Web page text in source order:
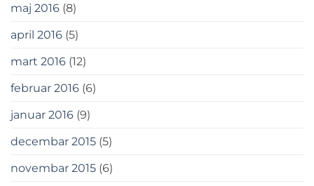
maj 2016 (8)
april 2016 (5)
mart 2016 (12)
februar 2016 (6)
januar 2016 (9)
decembar 2015 (5)
novembar 2015 (6)